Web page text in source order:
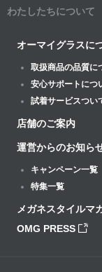
わたしたちについて
オーマイグラスに
取扱商品の品質に
安心サポートにつ
試着サービスつい
店舗のご案内
運営からのお知ら
キャンペーン一覧
特集一覧
メガネスタイルマ
OMG PRESS